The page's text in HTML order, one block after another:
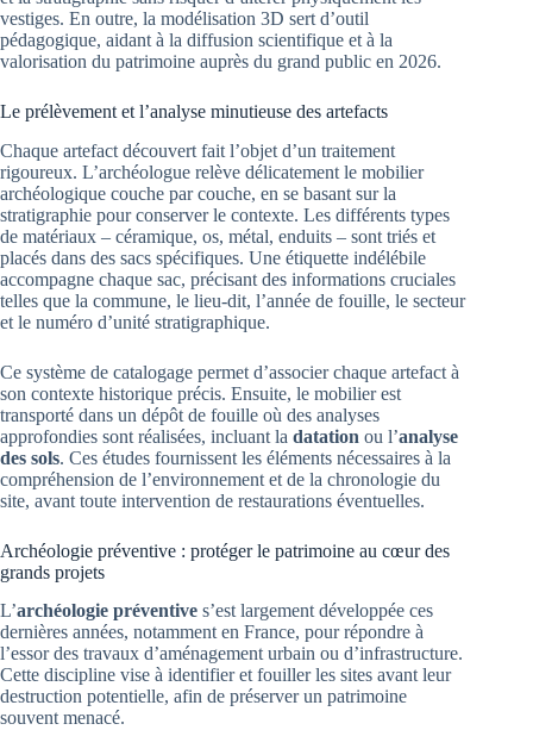
vestiges. En outre, la modélisation 3D sert d’outil
pédagogique, aidant à la diffusion scientifique et à la
valorisation du patrimoine auprès du grand public en 2026.
Le prélèvement et l’analyse minutieuse des artefacts
Chaque artefact découvert fait l’objet d’un traitement
rigoureux. L’archéologue relève délicatement le mobilier
archéologique couche par couche, en se basant sur la
stratigraphie pour conserver le contexte. Les différents types
de matériaux – céramique, os, métal, enduits – sont triés et
placés dans des sacs spécifiques. Une étiquette indélébile
accompagne chaque sac, précisant des informations cruciales
telles que la commune, le lieu-dit, l’année de fouille, le secteur
et le numéro d’unité stratigraphique.
Ce système de catalogage permet d’associer chaque artefact à
son contexte historique précis. Ensuite, le mobilier est
transporté dans un dépôt de fouille où des analyses
approfondies sont réalisées, incluant la datation ou l’analyse
des sols. Ces études fournissent les éléments nécessaires à la
compréhension de l’environnement et de la chronologie du
site, avant toute intervention de restaurations éventuelles.
Archéologie préventive : protéger le patrimoine au cœur des
grands projets
L’archéologie préventive s’est largement développée ces
dernières années, notamment en France, pour répondre à
l’essor des travaux d’aménagement urbain ou d’infrastructure.
Cette discipline vise à identifier et fouiller les sites avant leur
destruction potentielle, afin de préserver un patrimoine
souvent menacé.